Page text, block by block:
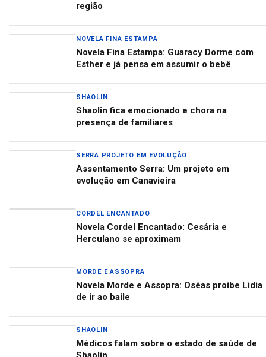
região
NOVELA FINA ESTAMPA
Novela Fina Estampa: Guaracy Dorme com
Esther e já pensa em assumir o bebê
SHAOLIN
Shaolin fica emocionado e chora na
presença de familiares
SERRA PROJETO EM EVOLUÇÃO
Assentamento Serra: Um projeto em
evolução em Canavieira
CORDEL ENCANTADO
Novela Cordel Encantado: Cesária e
Herculano se aproximam
MORDE E ASSOPRA
Novela Morde e Assopra: Oséas proíbe Lidia
de ir ao baile
SHAOLIN
Médicos falam sobre o estado de saúde de